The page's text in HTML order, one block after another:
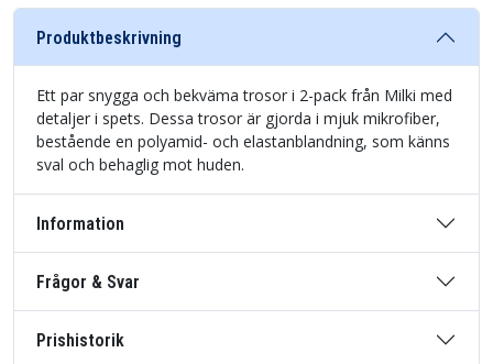
Produktbeskrivning
Ett par snygga och bekväma trosor i 2-pack från Milki med
detaljer i spets. Dessa trosor är gjorda i mjuk mikrofiber,
bestående en polyamid- och elastanblandning, som känns
sval och behaglig mot huden.
Information
Frågor & Svar
Prishistorik